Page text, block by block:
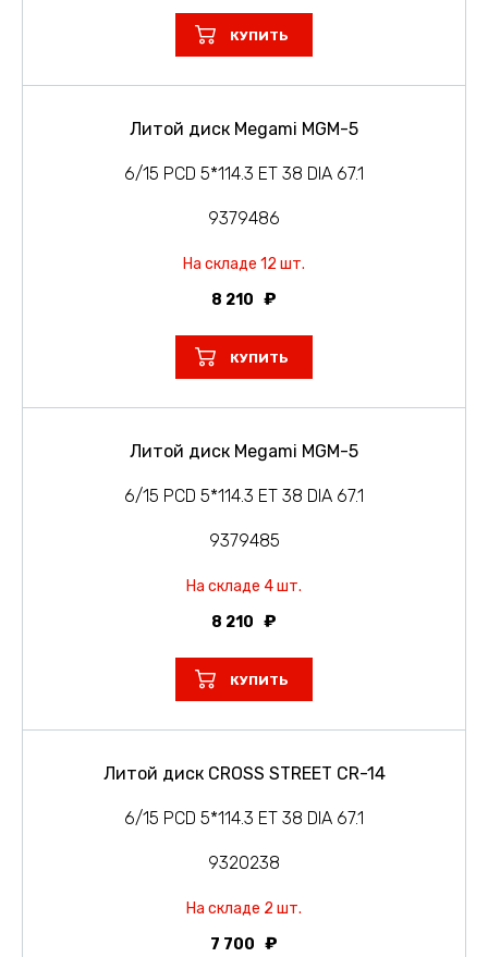
КУПИТЬ
Литой диск Megami MGM-5
6/15 PCD 5*114.3 ET 38 DIA 67.1
9379486
На складе 12 шт.
8 210
КУПИТЬ
Литой диск Megami MGM-5
6/15 PCD 5*114.3 ET 38 DIA 67.1
9379485
На складе 4 шт.
8 210
КУПИТЬ
Литой диск CROSS STREET CR-14
6/15 PCD 5*114.3 ET 38 DIA 67.1
9320238
На складе 2 шт.
7 700